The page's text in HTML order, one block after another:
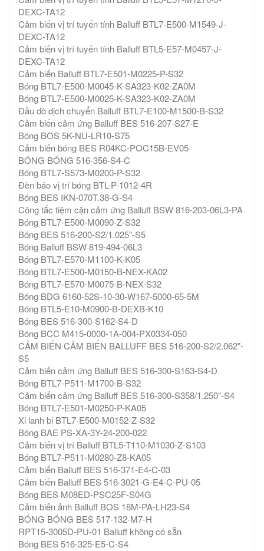
DEXC-TA12
Cảm biến vị trí tuyến tính Balluff BTL7-E500-M1549-J-
DEXC-TA12
Cảm biến vị trí tuyến tính Balluff BTL5-E57-M0457-J-
DEXC-TA12
Cảm biến Balluff BTL7-E501-M0225-P-S32
Bóng BTL7-E500-M0045-K-SA323-K02-ZA0M
Bóng BTL7-E500-M0025-K-SA323-K02-ZA0M
Đầu dò dịch chuyển Balluff BTL7-E100-M1500-B-S32
Cảm biến cảm ứng Balluff BES 516-207-S27-E
Bóng BOS 5K-NU-LR10-S75
Cảm biến bóng BES R04KC-POC15B-EV05
BÓNG BÓNG 516-356-S4-C
Bóng BTL7-S573-M0200-P-S32
Đèn báo vị trí bóng BTL-P-1012-4R
Bóng BES IKN-070T.38-G-S4
Công tắc tiệm cận cảm ứng Balluff BSW 816-203-06L3-PA
Bóng BTL7-E500-M0090-Z-S32
Bóng BES 516-200-S2/1.025"-S5
Bóng Balluff BSW 819-494-06L3
Bóng BTL7-E570-M1100-K-K05
Bóng BTL7-E500-M0150-B-NEX-KA02
Bóng BTL7-E570-M0075-B-NEX-S32
Bóng BDG 6160-52S-10-30-W167-5000-65-5M
Bóng BTL5-E10-M0900-B-DEXB-K10
Bóng BES 516-300-S162-S4-D
Bóng BCC M415-0000-1A-004-PX0334-050
CẢM BIẾN CẢM BIẾN BALLUFF BES 516-200-S2/2.062"-
S5
Cảm biến cảm ứng Balluff BES 516-300-S163-S4-D
Bóng BTL7-P511-M1700-B-S32
Cảm biến cảm ứng Balluff BES 516-300-S358/1.250"-S4
Bóng BTL7-E501-M0250-P-KA05
Xi lanh bi BTL7-E500-M0152-Z-S32
Bóng BAE PS-XA-3Y-24-200-022
Cảm biến vị trí Balluff BTL5-T110-M1030-Z-S103
Bóng BTL7-P511-M0280-Z8-KA05
Cảm biến Balluff BES 516-371-E4-C-03
Cảm biến Balluff BES 516-3021-G-E4-C-PU-05
Bóng BES M08ED-PSC25F-S04G
Cảm biến ảnh Balluff BOS 18M-PA-LH23-S4
BÓNG BÓNG BES 517-132-M7-H
RPT15-3005D-PU-01 Balluff không có sẵn
Bóng BES 516-325-E5-C-S4